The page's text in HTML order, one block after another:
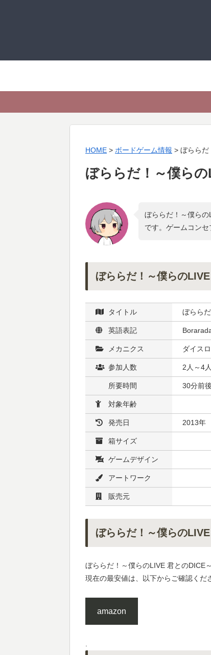
HOME > ボードゲーム情報 > ぼららだ
ぼららだ！～僕ら
ぼららだ！～僕ら
です。ゲームコンセ
ぼららだ！～僕らの
タイトル ぼらら
英語表記
メカニクス ダイス
参加人数 2人～4人
所要時間 30分前後
対象年齢
発売日 2013年
箱サイズ
ゲームデザイン
アートワーク
販売元
ぼららだ！～僕らの
ぼららだ！～僕らのLIVE 君とのDICE
現在の最安値は、以下からご確認くだ
amazon
.